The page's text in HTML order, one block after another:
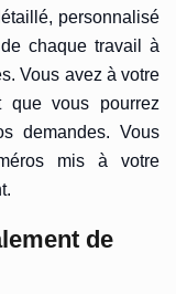
personnalisé
chaque travail à
Vous avez à votre
que vous pourrez
demandes. Vous
mis à votre
de